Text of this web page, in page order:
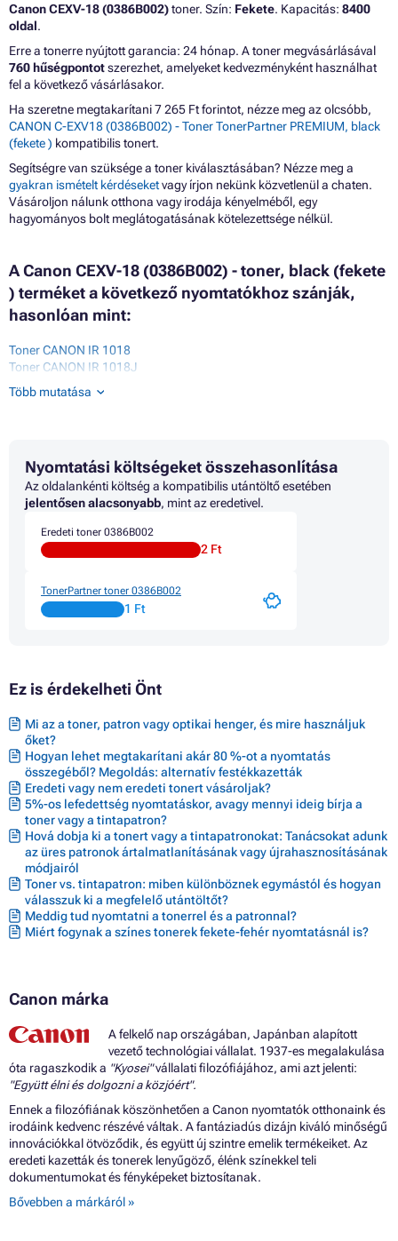
Canon CEXV-18 (0386B002)toner. Szín: Fekete. Kapacitás: 8400
oldal.
Erre a tonerre nyújtott garancia: 24 hónap. A toner megvásárlásával
760 hűségpontotszerezhet, amelyeket kedvezményként használhat
fel a következő vásárlásakor.
Ha szeretne megtakarítani 7 265 Ft forintot, nézze meg az olcsóbb,
CANON C-EXV18 (0386B002) - Toner TonerPartner PREMIUM, black
(fekete ) kompatibilis tonert.
Segítségre van szüksége a toner kiválasztásában? Nézze meg a
gyakran ismételt kérdéseketvagy írjon nekünk közvetlenül a chaten.
Vásároljon nálunk otthona vagy irodája kényelméből, egy
hagyományos bolt meglátogatásának kötelezettsége nélkül.
A Canon CEXV-18 (0386B002) - toner, black (fekete
) terméket a következő nyomtatókhoz szánják,
hasonlóan mint:
Toner CANON IR 1018
Toner CANON IR 1018J
Toner CANON IR 1019
Toner CANON IR 1020
Toner CANON IR 1022A
Toner CANON IR 1022F
Toner CANON IR 1022I
Toner CANON IR 1024 SERIES
Toner CANON IR 1024A
Toner CANON IR 1024F
Toner CANON IR 1024I
Toner CANON IR 1024IF
Toner CANON IR 1025N
Több mutatása
Nyomtatási költségeket összehasonlítása
Az oldalankénti költség a kompatibilis utántöltő esetében
jelentősen alacsonyabb, mint az eredetivel.
Eredeti toner 0386B002
2 Ft
TonerPartner toner 0386B002
1 Ft
Ez is érdekelheti Önt
Mi az a toner, patron vagy optikai henger, és mire használjuk
őket?
Hogyan lehet megtakarítani akár 80 %-ot a nyomtatás
összegéből? Megoldás: alternatív festékkazetták
Eredeti vagy nem eredeti tonert vásároljak?
5%-os lefedettség nyomtatáskor, avagy mennyi ideig bírja a
toner vagy a tintapatron?
Hová dobja ki a tonert vagy a tintapatronokat: Tanácsokat adunk
az üres patronok ártalmatlanításának vagy újrahasznosításának
módjairól
Toner vs. tintapatron: miben különböznek egymástól és hogyan
válasszuk ki a megfelelő utántöltőt?
Meddig tud nyomtatni a tonerrel és a patronnal?
Miért fogynak a színes tonerek fekete-fehér nyomtatásnál is?
Canon márka
A felkelő nap országában, Japánban alapított
vezető technológiai vállalat. 1937-es megalakulása
óta ragaszkodik a "Kyosei"vállalati filozófiájához, ami azt jelenti:
"Együtt élni és dolgozni a közjóért".
Ennek a filozófiának köszönhetően a Canon nyomtatók otthonaink és
irodáink kedvenc részévé váltak. A fantáziadús dizájn kiváló minőségű
innovációkkal ötvöződik, és együtt új szintre emelik termékeiket. Az
eredeti kazetták és tonerek lenyűgöző, élénk színekkel teli
dokumentumokat és fényképeket biztosítanak.
Bővebben a márkáról »